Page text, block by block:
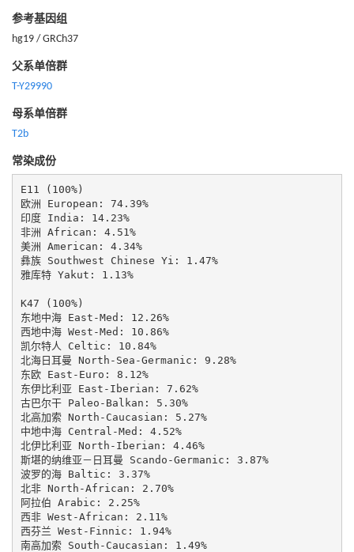
参考基因组
hg19 / GRCh37
父系单倍群
T-Y29990
母系单倍群
T2b
常染成份
E11 (100%)
欧洲 European: 74.39%
印度 India: 14.23%
非洲 African: 4.51%
美洲 American: 4.34%
彝族 Southwest Chinese Yi: 1.47%
雅库特 Yakut: 1.13%
K47 (100%)
东地中海 East-Med: 12.26%
西地中海 West-Med: 10.86%
凯尔特人 Celtic: 10.84%
北海日耳曼 North-Sea-Germanic: 9.28%
东欧 East-Euro: 8.12%
东伊比利亚 East-Iberian: 7.62%
古巴尔干 Paleo-Balkan: 5.30%
北高加索 North-Caucasian: 5.27%
中地中海 Central-Med: 4.52%
北伊比利亚 North-Iberian: 4.46%
斯堪的纳维亚－日耳曼 Scando-Germanic: 3.87%
波罗的海 Baltic: 3.37%
北非 North-African: 2.70%
阿拉伯 Arabic: 2.25%
西非 West-African: 2.11%
西芬兰 West-Finnic: 1.94%
南高加索 South-Caucasian: 1.49%